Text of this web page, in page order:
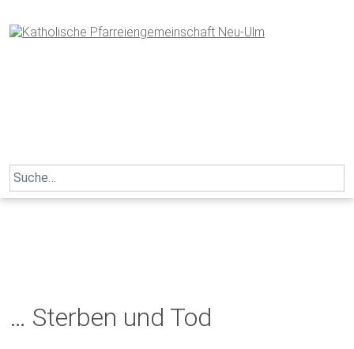
to
content
Search
for:
… Sterben und Tod